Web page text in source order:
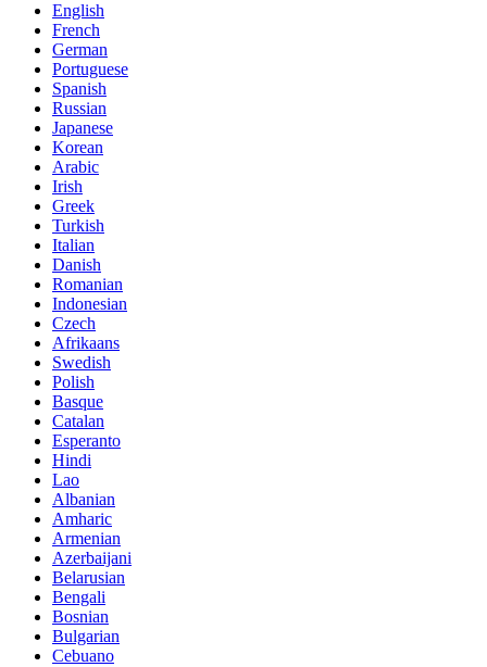
English
French
German
Portuguese
Spanish
Russian
Japanese
Korean
Arabic
Irish
Greek
Turkish
Italian
Danish
Romanian
Indonesian
Czech
Afrikaans
Swedish
Polish
Basque
Catalan
Esperanto
Hindi
Lao
Albanian
Amharic
Armenian
Azerbaijani
Belarusian
Bengali
Bosnian
Bulgarian
Cebuano